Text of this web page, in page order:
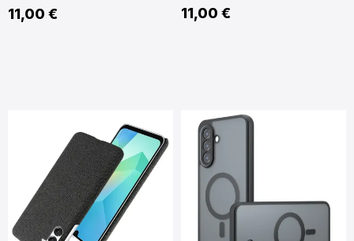
11,00 € 11,00 €